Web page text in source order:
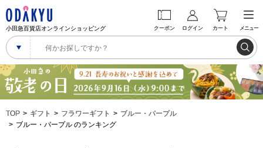
小田急百貨店オンラインショッピング クーポン ログイン カート メニュー
TOP ギフト フラワーギフト
ブルー・パープル
ブルー・パープル のランキング